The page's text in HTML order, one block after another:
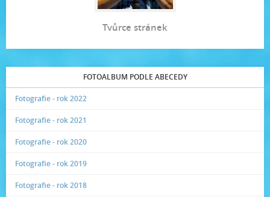
Tvůrce stránek
FOTOALBUM PODLE ABECEDY
Fotografie - rok 2022
Fotografie - rok 2021
Fotografie - rok 2020
Fotografie - rok 2019
Fotografie - rok 2018